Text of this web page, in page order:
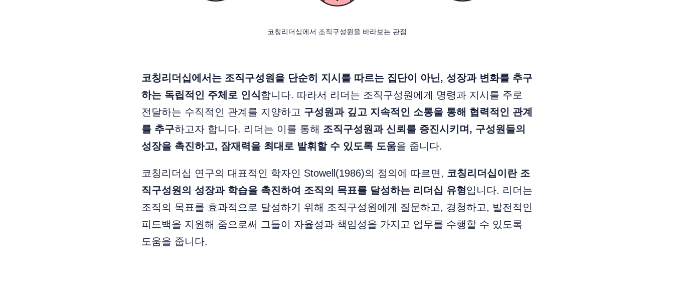
코칭리더십에서 조직구성원을 바라보는 관점
코칭리더십에서는 조직구성원을 단순히 지시를 따르는 집단이 아닌, 성장과 변화를 추구
하는 독립적인 주체로 인식합니다. 따라서 리더는 조직구성원에게 명령과 지시를 주로
전달하는 수직적인 관계를 지양하고 구성원과 깊고 지속적인 소통을 통해 협력적인 관계
를 추구하고자 합니다. 리더는 이를 통해 조직구성원과 신뢰를 증진시키며, 구성원들의
성장을 촉진하고, 잠재력을 최대로 발휘할 수 있도록 도움을 줍니다.
코칭리더십 연구의 대표적인 학자인 Stowell(1986)의 정의에 따르면, 코칭리더십이란 조
직구성원의 성장과 학습을 촉진하여 조직의 목표를 달성하는 리더십 유형입니다. 리더는
조직의 목표를 효과적으로 달성하기 위해 조직구성원에게 질문하고, 경청하고, 발전적인
피드백을 지원해 줌으로써 그들이 자율성과 책임성을 가지고 업무를 수행할 수 있도록
도움을 줍니다.